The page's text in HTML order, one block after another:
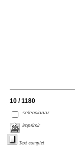
10 / 1180
seleccionar
imprimir
Text complet